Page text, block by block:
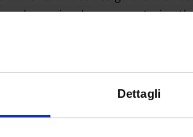
Dettagli
and consciously way, mastering
and basic notions
of fundamentals of UML